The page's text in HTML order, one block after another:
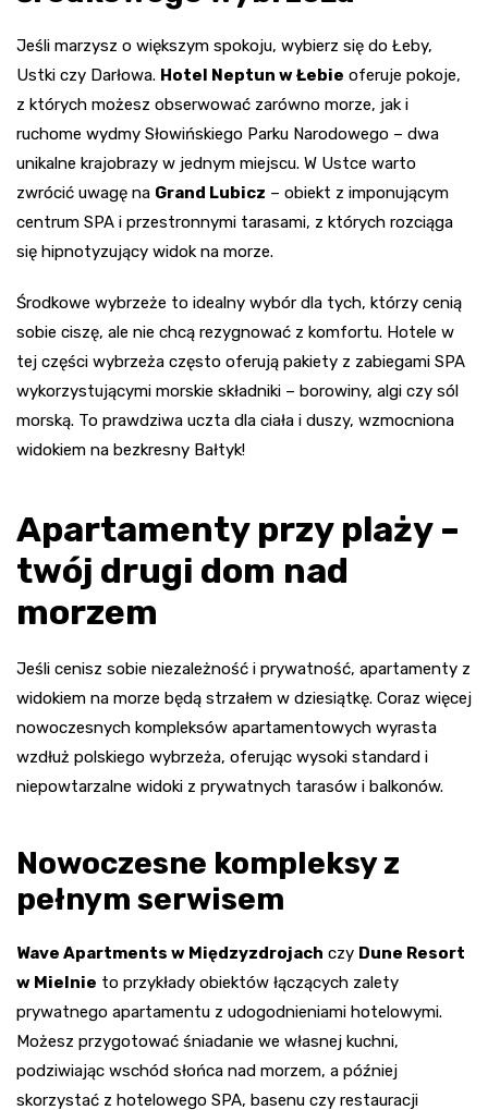
Jeśli marzysz o większym spokoju, wybierz się do Łeby,
Ustki czy Darłowa. Hotel Neptun w Łebie oferuje pokoje,
z których możesz obserwować zarówno morze, jak i
ruchome wydmy Słowińskiego Parku Narodowego – dwa
unikalne krajobrazy w jednym miejscu. W Ustce warto
zwrócić uwagę na Grand Lubicz – obiekt z imponującym
centrum SPA i przestronnymi tarasami, z których rozciąga
się hipnotyzujący widok na morze.
Środkowe wybrzeże to idealny wybór dla tych, którzy cenią
sobie ciszę, ale nie chcą rezygnować z komfortu. Hotele w
tej części wybrzeża często oferują pakiety z zabiegami SPA
wykorzystującymi morskie składniki – borowiny, algi czy sól
morską. To prawdziwa uczta dla ciała i duszy, wzmocniona
widokiem na bezkresny Bałtyk!
Apartamenty przy plaży –
twój drugi dom nad
morzem
Jeśli cenisz sobie niezależność i prywatność, apartamenty z
widokiem na morze będą strzałem w dziesiątkę. Coraz więcej
nowoczesnych kompleksów apartamentowych wyrasta
wzdłuż polskiego wybrzeża, oferując wysoki standard i
niepowtarzalne widoki z prywatnych tarasów i balkonów.
Nowoczesne kompleksy z
pełnym serwisem
Wave Apartments w Międzyzdrojach czy Dune Resort
w Mielnie to przykłady obiektów łączących zalety
prywatnego apartamentu z udogodnieniami hotelowymi.
Możesz przygotować śniadanie we własnej kuchni,
podziwiając wschód słońca nad morzem, a później
skorzystać z hotelowego SPA, basenu czy restauracji